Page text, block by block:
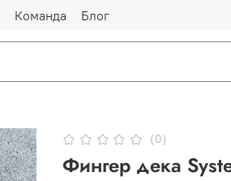
Команда Блог
(0)
Фингер дека